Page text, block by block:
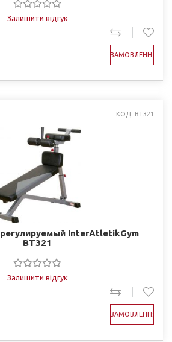
Залишити відгук
ЗАМОВЛЕННЯ
КОД: BT321
InterAtletikGym
BT321
Залишити відгук
ЗАМОВЛЕННЯ